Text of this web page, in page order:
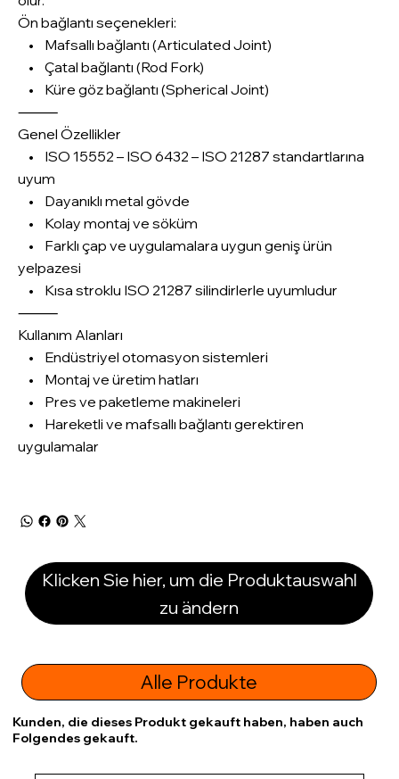
Alle Produkte
Klicken Sie hier, um die Produktauswahl
zu ändern
Ön bağlantı seçenekleri:
• Mafsallı bağlantı (Articulated Joint)
• Çatal bağlantı (Rod Fork)
• Küre göz bağlantı (Spherical Joint)
⸻
Genel Özellikler
• ISO 15552 – ISO 6432 – ISO 21287 standartlarına
uyum
• Dayanıklı metal gövde
• Kolay montaj ve söküm
• Farklı çap ve uygulamalara uygun geniş ürün
yelpazesi
• Kısa stroklu ISO 21287 silindirlerle uyumludur
⸻
Kullanım Alanları
• Endüstriyel otomasyon sistemleri
• Montaj ve üretim hatları
• Pres ve paketleme makineleri
• Hareketli ve mafsallı bağlantı gerektiren
uygulamalar
Kunden, die dieses Produkt gekauft haben, haben auch
Folgendes gekauft.